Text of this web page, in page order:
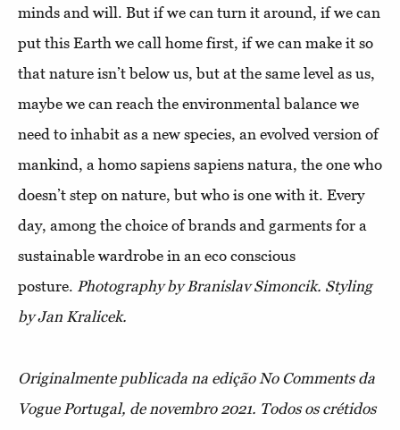
minds and will. But if we can turn it around, if we can
put this Earth we call home first, if we can make it so
that nature isn’t below us, but at the same level as us,
maybe we can reach the environmental balance we
need to inhabit as a new species, an evolved version of
mankind, a homo sapiens sapiens natura, the one who
doesn’t step on nature, but who is one with it. Every
day, among the choice of brands and garments for a
sustainable wardrobe in an eco conscious
posture. Photography by Branislav Simoncik. Styling
by Jan Kralicek.
Originalmente publicada na edição No Comments da
Vogue Portugal, de novembro 2021. Todos os crétidos